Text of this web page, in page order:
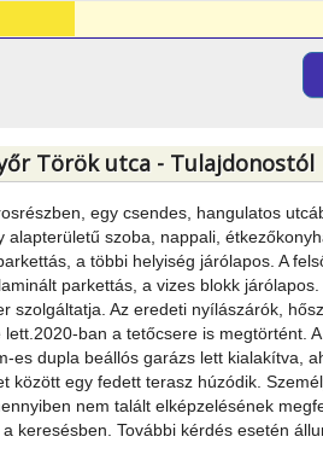
Török utca - Tulajdonostól
egy csendes, hangulatos
alapterületű szoba, nappali,
a többi helyiség járólapos. A
parkettás, a vizes blokk
szolgáltatja. Az eredeti nyílászárók,
lett.2020-ban a tetőcsere is megtörtént.
es dupla beállós garázs lett kialakítva,
között egy fedett terasz húzódik.
nem talált elképzelésének
keresésben. További kérdés esetén